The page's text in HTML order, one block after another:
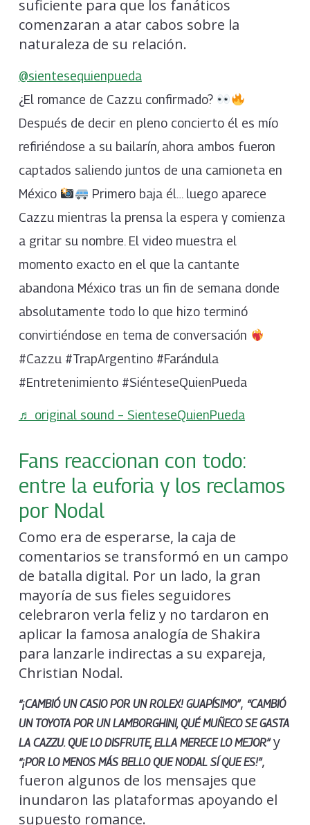
suficiente para que los fanáticos
comenzaran a atar cabos sobre la
naturaleza de su relación.
@sientesequienpueda
¿El romance de Cazzu confirmado?
Después de decir en pleno concierto él es mío
refiriéndose a su bailarín, ahora ambos fueron
captados saliendo juntos de una camioneta en
México
Primero baja él… luego aparece
Cazzu mientras la prensa la espera y comienza
a gritar su nombre. El video muestra el
momento exacto en el que la cantante
abandona México tras un fin de semana donde
absolutamente todo lo que hizo terminó
convirtiéndose en tema de conversación
#Cazzu #TrapArgentino #Farándula
#Entretenimiento #SiénteseQuienPueda
♬ original sound – SienteseQuienPueda
Fans reaccionan con todo:
entre la euforia y los reclamos
por Nodal
Como era de esperarse, la caja de
comentarios se transformó en un campo
de batalla digital. Por un lado, la gran
mayoría de sus fieles seguidores
celebraron verla feliz y no tardaron en
aplicar la famosa analogía de Shakira
para lanzarle indirectas a su expareja,
Christian Nodal.
“¡CAMBIÓ UN CASIO POR UN ROLEX! GUAPÍSIMO”, “CAMBIÓ
UN TOYOTA POR UN LAMBORGHINI, QUÉ MUÑECO SE GASTA
LA CAZZU. QUE LO DISFRUTE, ELLA MERECE LO MEJOR”y
“¡POR LO MENOS MÁS BELLO QUE NODAL SÍ QUE ES!”,
fueron algunos de los mensajes que
inundaron las plataformas apoyando el
supuesto romance.